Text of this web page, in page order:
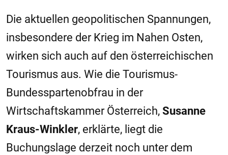
Die aktuellen geopolitischen Spannungen,
insbesondere der Krieg im Nahen Osten,
wirken sich auch auf den österreichischen
Tourismus aus. Wie die Tourismus-
Bundesspartenobfrau in der
Wirtschaftskammer Österreich, Susanne
Kraus-Winkler, erklärte, liegt die
Buchungslage derzeit noch unter dem